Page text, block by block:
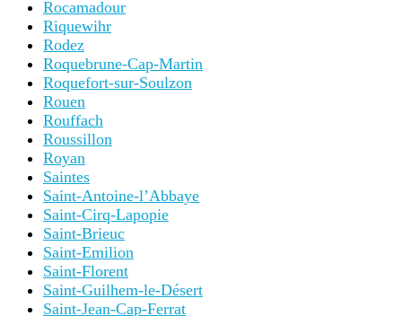
Rocamadour
Riquewihr
Rodez
Roquebrune-Cap-Martin
Roquefort-sur-Soulzon
Rouen
Rouffach
Roussillon
Royan
Saintes
Saint-Antoine-l’Abbaye
Saint-Cirq-Lapopie
Saint-Brieuc
Saint-Emilion
Saint-Florent
Saint-Guilhem-le-Désert
Saint-Jean-Cap-Ferrat